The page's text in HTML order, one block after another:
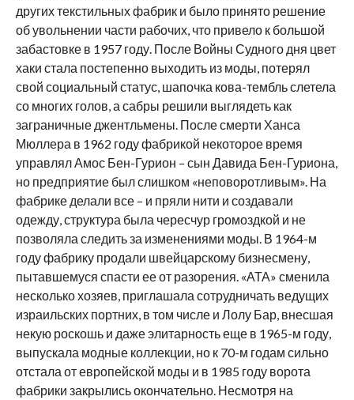
других текстильных фабрик и было принято решение
об увольнении части рабочих, что привело к большой
забастовке в 1957 году. После Войны Судного дня цвет
хаки стала постепенно выходить из моды, потерял
свой социальный статус, шапочка кова-тембль слетела
со многих голов, а сабры решили выглядеть как
заграничные джентльмены. После смерти Ханса
Мюллера в 1962 году фабрикой некоторое время
управлял Амос Бен-Гурион – сын Давида Бен-Гуриона,
но предприятие был слишком «неповоротливым». На
фабрике делали все – и пряли нити и создавали
одежду, структура была чересчур громоздкой и не
позволяла следить за изменениями моды. В 1964-м
году фабрику продали швейцарскому бизнесмену,
пытавшемуся спасти ее от разорения. «АТА» сменила
несколько хозяев, приглашала сотрудничать ведущих
израильских портних, в том числе и Лолу Бар, внесшая
некую роскошь и даже элитарность еще в 1965-м году,
выпускала модные коллекции, но к 70-м годам сильно
отстала от европейской моды и в 1985 году ворота
фабрики закрылись окончательно. Несмотря на